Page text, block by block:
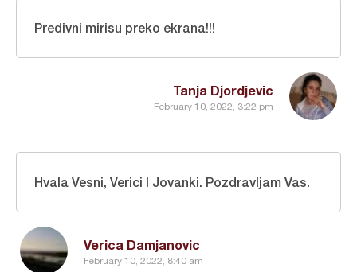
Tanja Djordjevic
February 10, 2022, 3:22 pm
Predivni mirisu preko ekrana!!!
Verica Damjanovic
February 10, 2022, 8:40 am
Hvala Vesni, Verici I Jovanki. Pozdravljam Vas.